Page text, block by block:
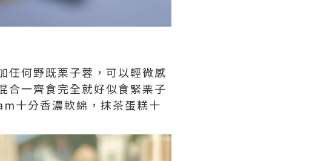
任何野既栗子蓉，可以輕微感
合一齊食完全就好似食緊栗子
十分香濃軟綿，抹茶蛋糕十